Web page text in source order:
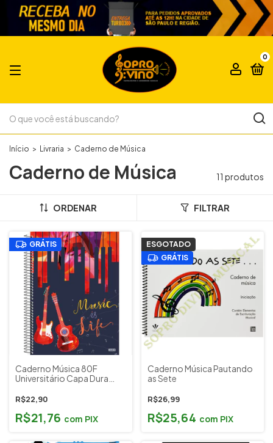
0
Início > Livraria > Caderno de Música
Caderno de Música 11 produtos
ORDENAR FILTRAR
GRÁTIS
Caderno Música 80F
Universitário Capa Dura
Domingos Cód. 003
R$22,90
R$21,76 com PIX
ESGOTADO
GRÁTIS
Caderno Música Pautando
as Sete
R$26,99
R$25,64 com PIX